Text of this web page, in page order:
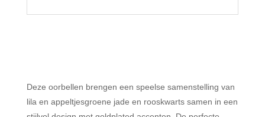
Deze oorbellen brengen een speelse samenstelling van
lila en appeltjesgroene jade en rooskwarts samen in een